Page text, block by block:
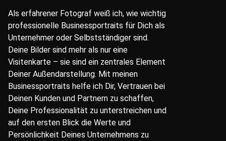
Als erfahrener Fotograf weiß ich, wie wichtig
professionelle Businessportraits für Dich als
Unternehmer oder Selbstständiger sind.
Deine Bilder sind mehr als nur eine
Visitenkarte – sie sind ein zentrales Element
Deiner Außendarstellung. Mit meinen
Businessportraits helfe ich Dir, Vertrauen bei
Deinen Kunden und Partnern zu schaffen,
Deine Professionalität zu unterstreichen und
auf den ersten Blick die Werte und
Persönlichkeit Deines Unternehmens zu